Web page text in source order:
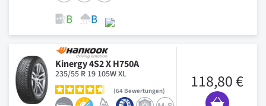
Kinergy 4S2 X H750A
235/55 R 19 105W XL
64 Bewertungen 118,80 €